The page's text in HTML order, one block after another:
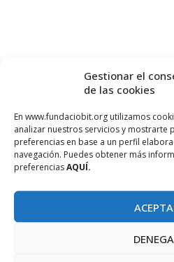
Gestionar el
de las cookies
En www.fundaciobit.org utilizamos
analizar nuestros servicios y mostrarte
preferencias en base a un perfil
navegación. Puedes obtener más
preferenciasAQUÍ.
PROJECTE COFINANÇAT PEL